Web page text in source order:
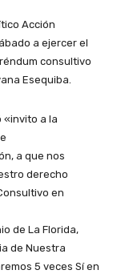
Acción
a ejercer el
consultivo
Esequiba.
«invito a la
a que nos
derecho
en
de La Florida,
de Nuestra
5 veces Sí en